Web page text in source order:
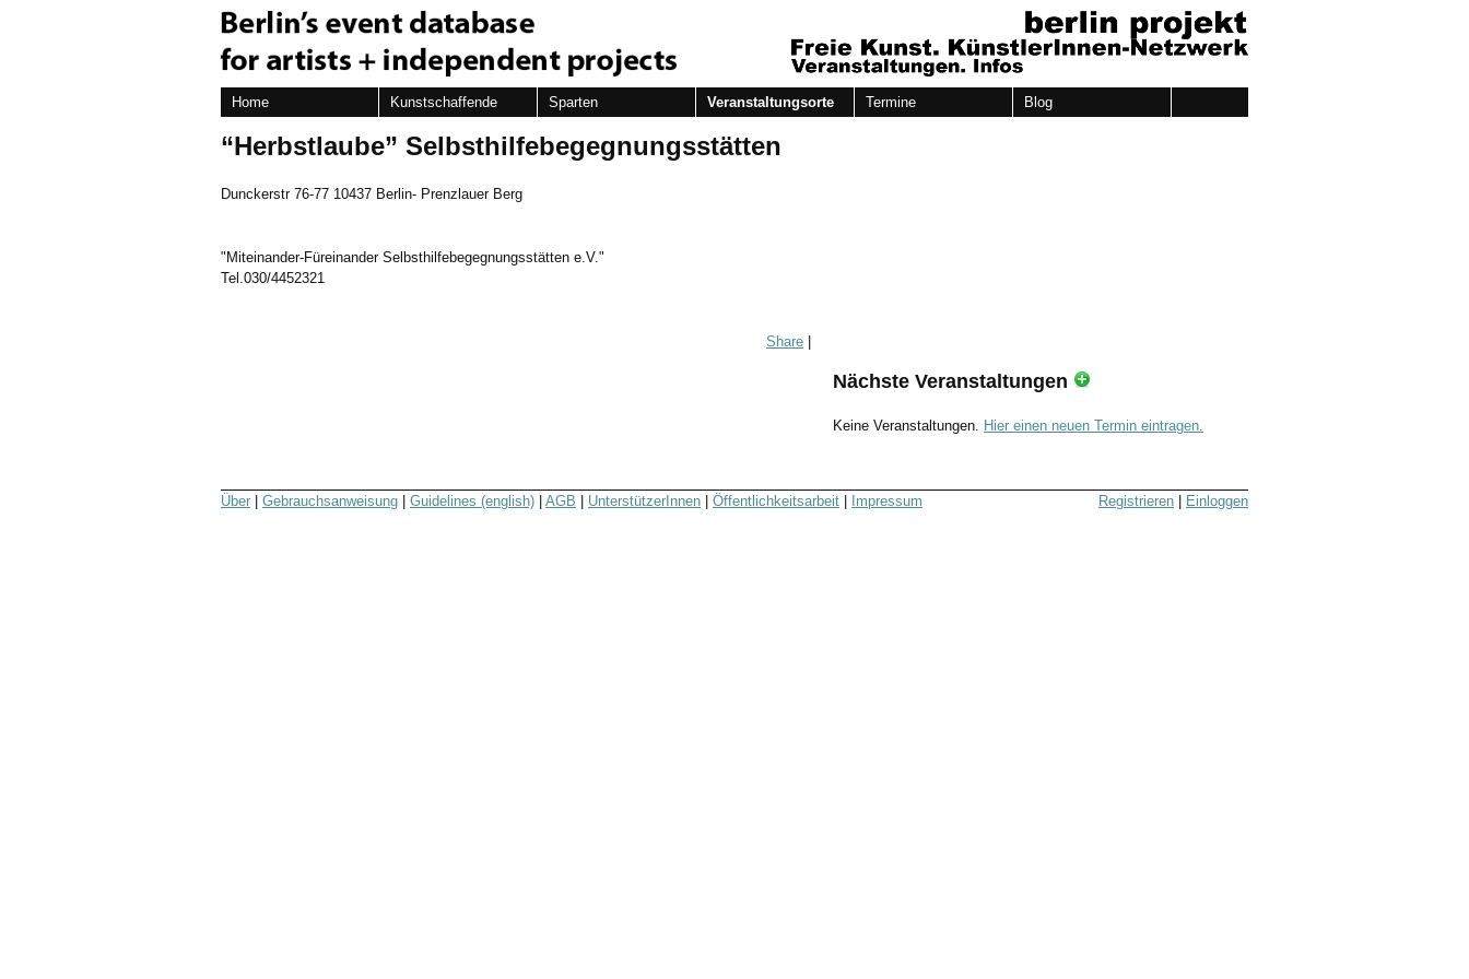
Home Kunstschaffende Sparten Veranstaltungsorte Termine Blog
“Herbstlaube” Selbsthilfebegegnungsstätten
Dunckerstr 76-77 10437 Berlin- Prenzlauer Berg
"Miteinander-Füreinander Selbsthilfebegegnungsstätten e.V."
Tel.030/4452321
Share
Nächste Veranstaltungen
Keine Veranstaltungen. Hier einen neuen Termin eintragen.
Registrieren Einloggen
Über Gebrauchsanweisung Guidelines (english) AGB UnterstützerInnen Öffentlichkeitsarbeit Impressum